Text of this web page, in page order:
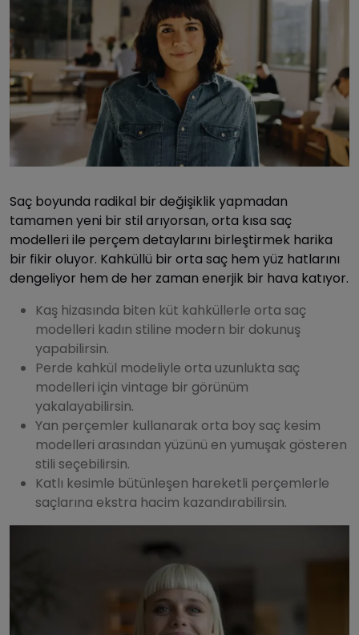
Saç boyunda radikal bir değişiklik yapmadan
tamamen yeni bir stil arıyorsan, orta kısa saç
modelleri ile perçem detaylarını birleştirmek harika
bir fikir oluyor. Kahküllü bir orta saç hem yüz hatlarını
dengeliyor hem de her zaman enerjik bir hava katıyor.
Kaş hizasında biten küt kahküllerle orta saç
modelleri kadın stiline modern bir dokunuş
yapabilirsin.
Perde kahkül modeliyle orta uzunlukta saç
modelleri için vintage bir görünüm
yakalayabilirsin.
Yan perçemler kullanarak orta boy saç kesim
modelleri arasından yüzünü en yumuşak gösteren
stili seçebilirsin.
Katlı kesimle bütünleşen hareketli perçemlerle
saçlarına ekstra hacim kazandırabilirsin.